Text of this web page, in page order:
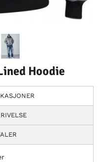
Hoodie